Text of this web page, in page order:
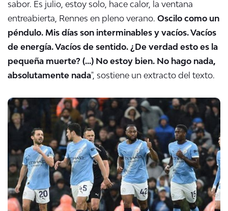
sabor. Es julio, estoy solo, hace calor, la ventana
entreabierta, Rennes en pleno verano. Oscilo como un
péndulo. Mis días son interminables y vacíos. Vacíos
de energía. Vacíos de sentido. ¿De verdad esto es la
pequeña muerte? (...) No estoy bien. No hago nada,
absolutamente nada", sostiene un extracto del texto.